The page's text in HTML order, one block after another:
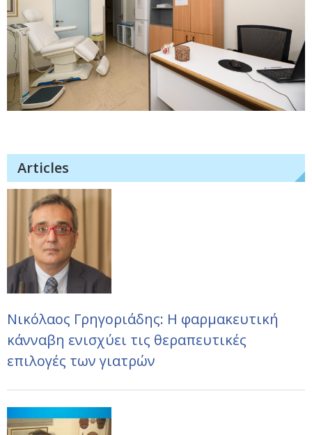
Articles
Νικόλαος Γρηγοριάδης: Η φαρμακευτική
κάνναβη ενισχύει τις θεραπευτικές
επιλογές των γιατρών